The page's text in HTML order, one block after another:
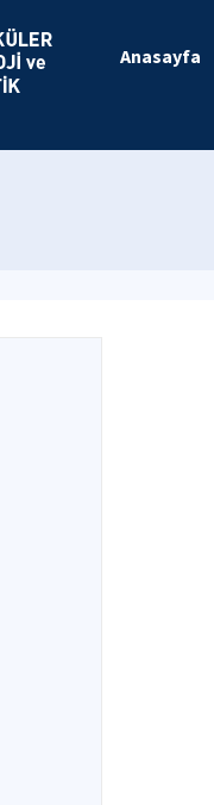
Anasayfa